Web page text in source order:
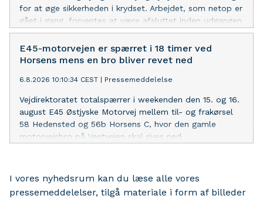
for at øge sikkerheden i krydset. Arbejdet, som netop er
gået i gang, forventes at være afsluttet inden udgangen
af oktober i år.
E45-motorvejen er spærret i 18 timer ved
Horsens mens en bro bliver revet ned
6.8.2026 10:10:34 CEST Pressemeddelelse
Vejdirektoratet totalspærrer i weekenden den 15. og 16.
august E45 Østjyske Motorvej mellem til- og frakørsel
58 Hedensted og 56b Horsens C, hvor den gamle
motorvejsbro på Vestvejen skal rives ned.
I vores nyhedsrum kan du læse alle vores
pressemeddelelser, tilgå materiale i form af billeder